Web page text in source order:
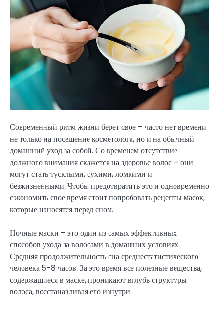
Современный ритм жизни берет свое – часто нет времени
не только на посещение косметолога, но и на обычный
домашний уход за собой. Со временем отсутствие
должного внимания скажется на здоровье волос – они
могут стать тусклыми, сухими, ломкими и
безжизненными. Чтобы предотвратить это и одновременно
сэкономить свое время стоит попробовать рецепты масок,
которые наносятся перед сном.
Ночные маски – это один из самых эффективных
способов ухода за волосами в домашних условиях.
Средняя продолжительность сна среднестатистического
человека 5-8 часов. За это время все полезные вещества,
содержащиеся в маске, проникают вглубь структуры
волоса, восстанавливая его изнутри.